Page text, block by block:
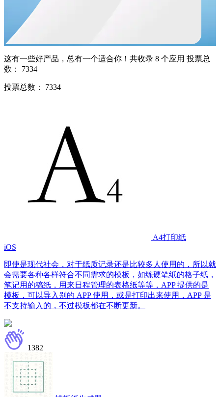
这有一些好产品，总有一个适合你！共收录 8 个应用 投票总
数： 7334
投票总数： 7334
A4打印纸
iOS
即使是现代社会，对于纸质记录还是比较多人使用的，所以就
会需要各种各样符合不同需求的模板，如练硬笔纸的格子纸，
笔记用的稿纸，用来日程管理的表格纸等等，APP 提供的是
模板，可以导入别的 APP 使用，或是打印出来使用，APP 是
不支持输入的，不过模板都在不断更新。
1382